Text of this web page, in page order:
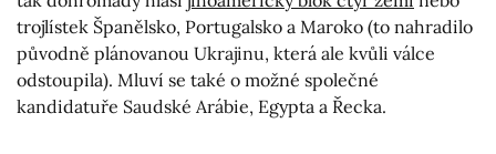
trojlístek Španělsko, Portugalsko a Maroko (to nahradilo
původně plánovanou Ukrajinu, která ale kvůli válce
odstoupila). Mluví se také o možné společné
kandidatuře Saudské Arábie, Egypta a Řecka.